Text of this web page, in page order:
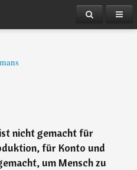
nicht gemacht für
für Konto und
um Mensch zu